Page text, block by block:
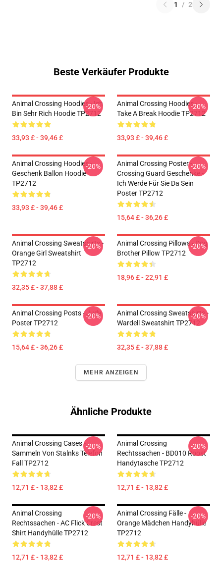
1 / 2
Beste Verkäufer Produkte
Animal Crossing Hoodies - Ich
Bin Sehr Rich Hoodie TP2712
33,93 £ - 39,46 £
-20%
Animal Crossing Hoodies -
Take A Break Hoodie TP2712
33,93 £ - 39,46 £
-20%
Animal Crossing Hoodies -
Geschenk Ballon Hoodie
TP2712
33,93 £ - 39,46 £
-20%
Animal Crossing Poster -
Crossing Guard Geschenke -
Ich Werde Für Sie Da Sein
Poster TP2712
15,64 £ - 36,26 £
-20%
Animal Crossing Sweatshirts -
Orange Girl Sweatshirt
TP2712
32,35 £ - 37,88 £
-20%
Animal Crossing Pillows - Dog
Brother Pillow TP2712
18,96 £ - 22,91 £
-20%
Animal Crossing Posts - Judy
Poster TP2712
15,64 £ - 36,26 £
-20%
Animal Crossing Sweatshirts -
Wardell Sweatshirt TP2712
32,35 £ - 37,88 £
-20%
MEHR ANZEIGEN
Ähnliche Produkte
Animal Crossing Cases -
Sammeln Von Stalnks Telefon
Fall TP2712
12,71 £ - 13,82 £
-20%
Animal Crossing
Rechtssachen - BD010 Roost
Handytasche TP2712
12,71 £ - 13,82 £
-20%
Animal Crossing
Rechtssachen - AC Flick Crest
Shirt Handyhülle TP2712
12,71 £ - 13,82 £
-20%
Animal Crossing Fälle -
Orange Mädchen Handyhülle
TP2712
12,71 £ - 13,82 £
-20%